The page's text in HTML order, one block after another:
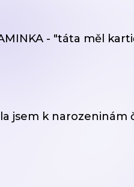
- "táta měl
jsem k narozeninám